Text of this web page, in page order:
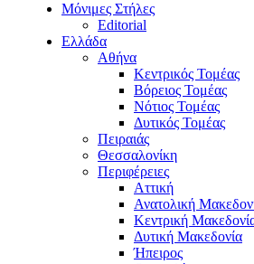
Μόνιμες Στήλες
Editorial
Ελλάδα
Αθήνα
Κεντρικός Τομέας
Βόρειος Τομέας
Νότιος Τομέας
Δυτικός Τομέας
Πειραιάς
Θεσσαλονίκη
Περιφέρειες
Αττική
Ανατολική
Κεντρική
Δυτική Μακεδονία
Ήπειρος